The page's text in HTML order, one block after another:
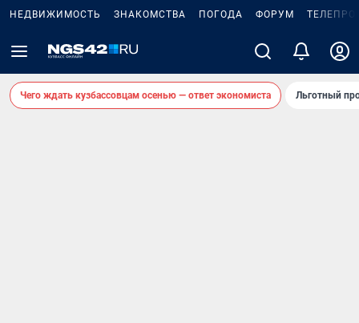
НЕДВИЖИМОСТЬ ЗНАКОМСТВА ПОГОДА ФОРУМ
Чего ждать кузбассовцам осенью — ответ экономиста Льготный